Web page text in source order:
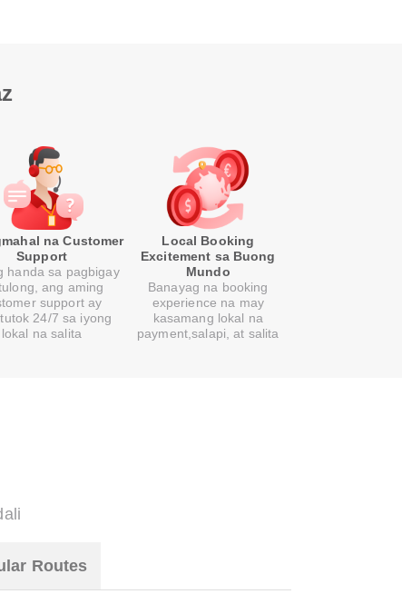
na Customer
Support
handa sa pagbigay
ang aming
support ay
24/7 sa iyong
lokal na salita
Local Booking
Excitement sa Buong
Mundo
Banayag na booking
experience na may
kasamang lokal na
payment,salapi, at salita
Routes